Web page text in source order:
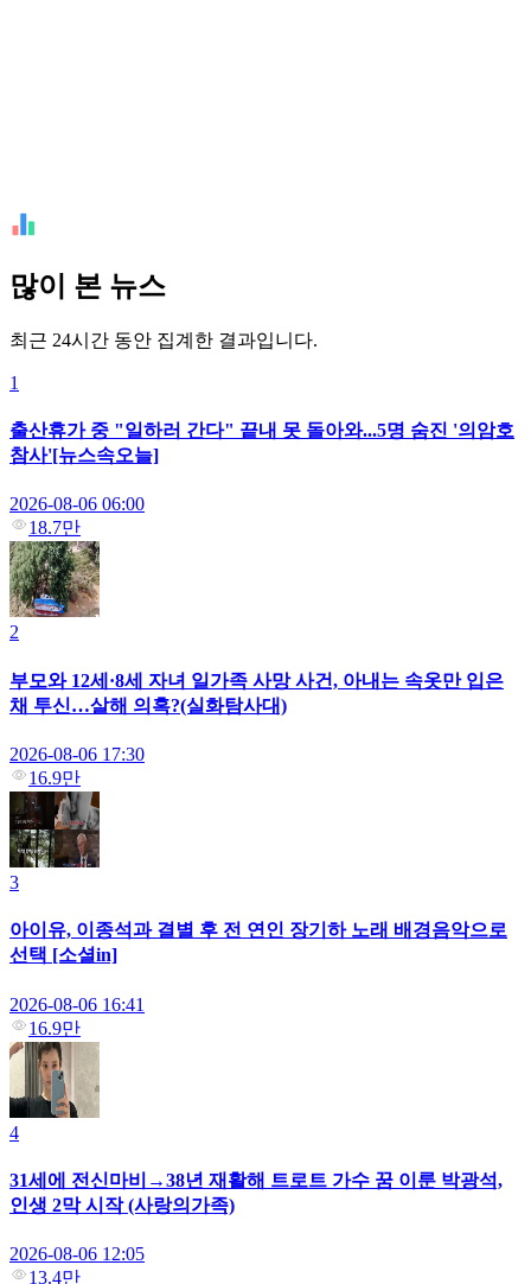
많이 본 뉴스
최근 24시간 동안 집계한 결과입니다.
1
출산휴가 중 "일하러 간다" 끝내 못 돌아와...5명 숨진 '의암호
참사'[뉴스속오늘]
2026-08-06 06:00
18.7만
2
부모와 12세·8세 자녀 일가족 사망 사건, 아내는 속옷만 입은
채 투신…살해 의혹?(실화탐사대)
2026-08-06 17:30
16.9만
3
아이유, 이종석과 결별 후 전 연인 장기하 노래 배경음악으로
선택 [소셜in]
2026-08-06 16:41
16.9만
4
31세에 전신마비→38년 재활해 트로트 가수 꿈 이룬 박광석,
인생 2막 시작 (사랑의가족)
2026-08-06 12:05
13.4만